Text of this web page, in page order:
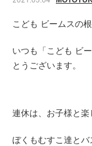
こども ビームスの根
いつも「こども ビ
とうございます。
連休は、お子様と楽
ぼくもむすこ達と